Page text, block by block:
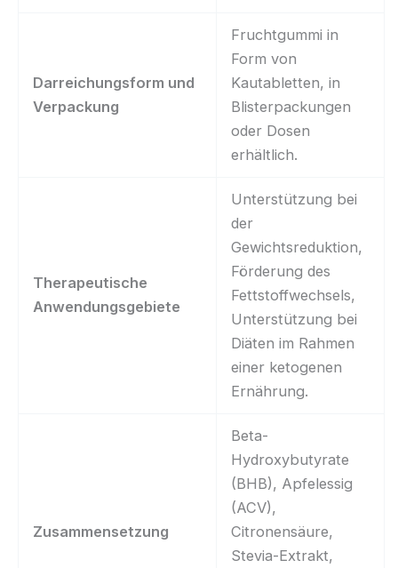
Darreichungsform und
Verpackung
Fruchtgummi in
Form von
Kautabletten, in
Blisterpackungen
oder Dosen
erhältlich.
Therapeutische
Anwendungsgebiete
Unterstützung bei
der
Gewichtsreduktion,
Förderung des
Fettstoffwechsels,
Unterstützung bei
Diäten im Rahmen
einer ketogenen
Ernährung.
Zusammensetzung
Beta-
Hydroxybutyrate
(BHB), Apfelessig
(ACV),
Citronensäure,
Stevia-Extrakt,